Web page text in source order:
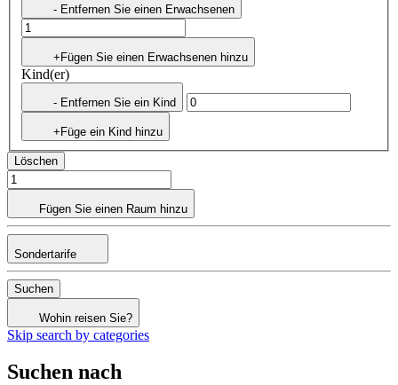
- Entfernen Sie einen Erwachsenen
+Fügen Sie einen Erwachsenen hinzu
Kind(er)
- Entfernen Sie ein Kind
+Füge ein Kind hinzu
Löschen
Fügen Sie einen Raum hinzu
Sondertarife
Suchen
Wohin reisen Sie?
Skip search by categories
Suchen nach